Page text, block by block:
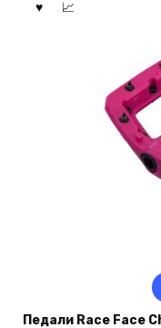
Педали Race Face